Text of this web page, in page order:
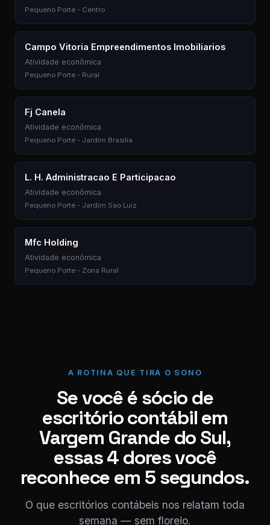
Pequeno Porte - Centro
Campo Vitoria Empreendimentos Imobiliarios
Atividade econômica
Pequeno Porte - Rural
Fj Canela
Atividade econômica
Pequeno Porte - Jardim Brasilia
L. H. Administracao E Participacao
Atividade econômica
Pequeno Porte - Jardim Sao Luiz
Mfc Holding
Atividade econômica
Pequeno Porte - Zona Rural
A ROTINA QUE TIRA O SONO
Se você é sócio de
escritório contábil em
Vargem Grande do Sul,
essas 4 dores você
reconhece em 5 segundos.
O que escritórios contábeis nos relatam toda
semana — sem floreio.